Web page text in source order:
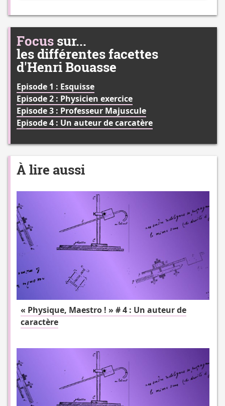
Focus sur...
les différentes facettes
d'Henri Bouasse
Episode 1 : Esquisse
Episode 2 : Physicien exercice
Episode 3 : Professeur Majuscule
Episode 4 : Un auteur de carcatère
À lire aussi
« Physique, Maestro ! » # 4 : Un auteur de
caractère